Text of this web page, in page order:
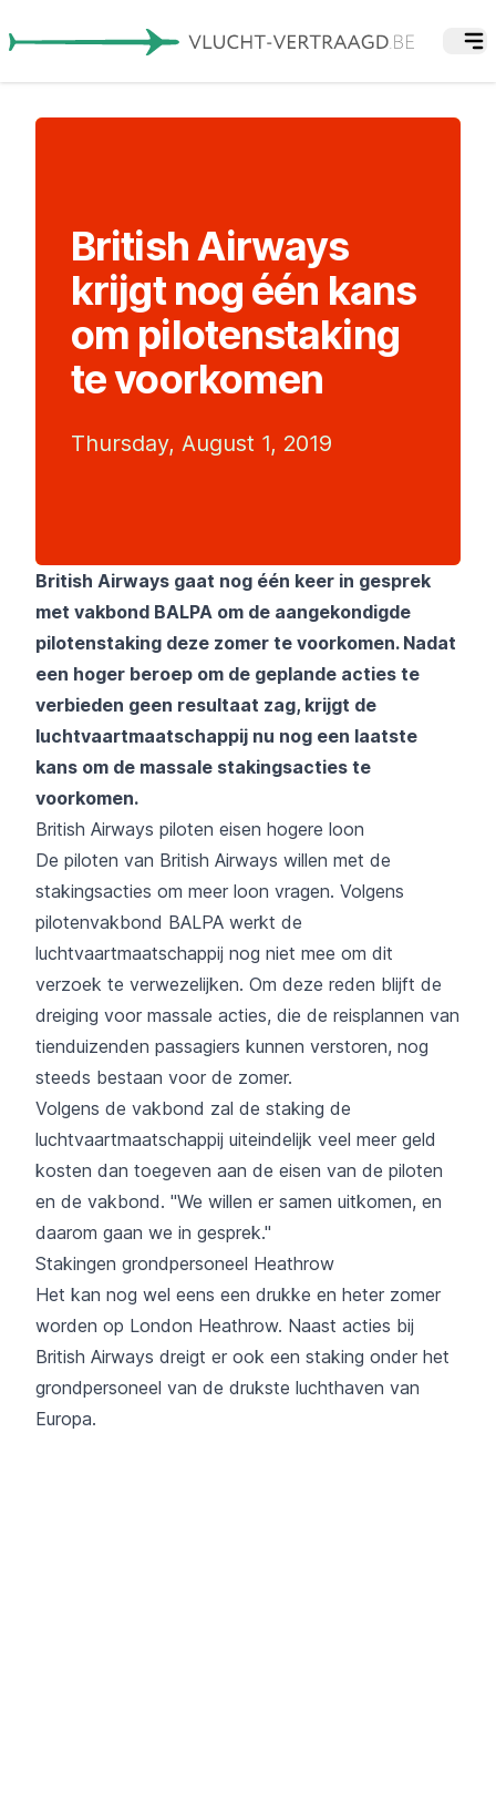
British Airways
krijgt nog één kans
om pilotenstaking
te voorkomen
Thursday, August 1, 2019
British Airways gaat nog één keer in gesprek
met vakbond BALPA om de aangekondigde
pilotenstaking deze zomer te voorkomen. Nadat
een hoger beroep om de geplande acties te
verbieden geen resultaat zag, krijgt de
luchtvaartmaatschappij nu nog een laatste
kans om de massale stakingsacties te
voorkomen.
British Airways piloten eisen hogere loon
De piloten van British Airways willen met de
stakingsacties om meer loon vragen. Volgens
pilotenvakbond BALPA werkt de
luchtvaartmaatschappij nog niet mee om dit
verzoek te verwezelijken. Om deze reden blijft de
dreiging voor massale acties, die de reisplannen van
tienduizenden passagiers kunnen verstoren, nog
steeds bestaan voor de zomer.
Volgens de vakbond zal de staking de
luchtvaartmaatschappij uiteindelijk veel meer geld
kosten dan toegeven aan de eisen van de piloten
en de vakbond. "We willen er samen uitkomen, en
daarom gaan we in gesprek."
Stakingen grondpersoneel Heathrow
Het kan nog wel eens een drukke en heter zomer
worden op London Heathrow. Naast acties bij
British Airways dreigt er ook een staking onder het
grondpersoneel van de drukste luchthaven van
Europa.